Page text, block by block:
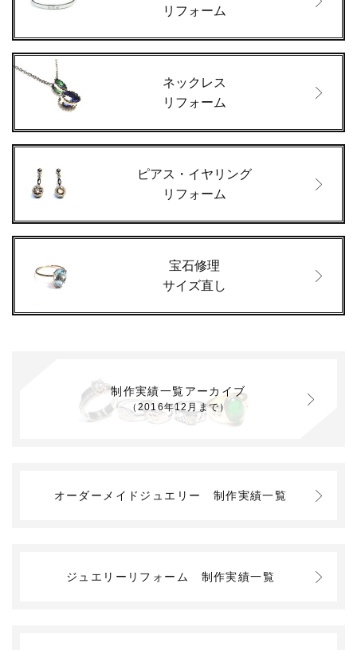
リフォーム
ネックレス
リフォーム
ピアス・イヤリング
リフォーム
宝石修理
サイズ直し
制作実績一覧アーカイブ
（2016年12月まで）
オーダーメイドジュエリー 制作実績一覧
ジュエリーリフォーム 制作実績一覧